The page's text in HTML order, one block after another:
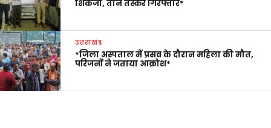
शिकंजा, तीन तस्कर गिरफ्तार*
उत्तराखंड
*जिला अस्पताल में प्रसव के दौरान महिला की मौत,
परिजनों ने जताया आक्रोश*